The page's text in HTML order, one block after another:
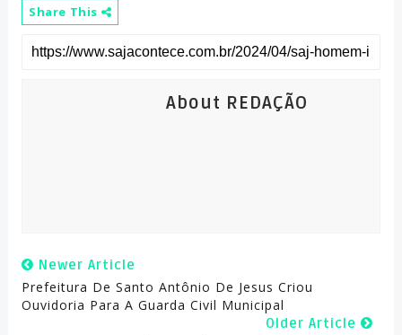
Share This
About REDAÇÃO
Newer Article
Prefeitura De Santo Antônio De Jesus Criou
Ouvidoria Para A Guarda Civil Municipal
Older Article